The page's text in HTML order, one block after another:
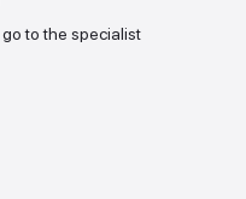
to the specialist